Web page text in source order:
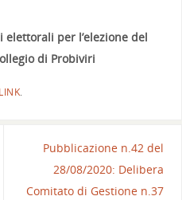
elettorali per l’elezione del
di Probiviri
.
Pubblicazione n.42 del
28/08/2020: Delibera
Comitato di Gestione n.37